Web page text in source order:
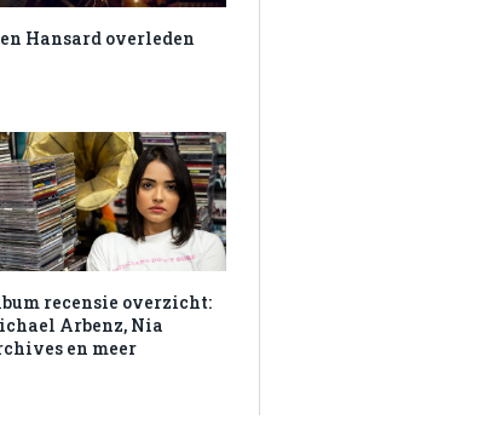
Hansard overleden
recensie overzicht:
Arbenz, Nia
en meer